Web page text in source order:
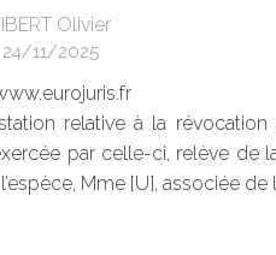
Olivier
24/11/2025
relative à la
par celle-ci, relève de
l’espèce, Mme [U], associée